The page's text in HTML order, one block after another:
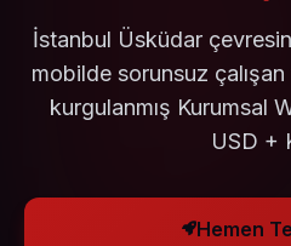
İstanbul Üsküdar
mobilde sorunsuz
kurgulanmış Kurumsal
USD +
Hemen